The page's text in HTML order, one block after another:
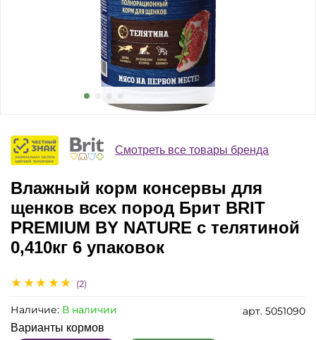
(2)
арт. 5051090
Наличие: В наличии
Смотреть все товары бренда
Влажный корм консервы для
щенков всех пород Брит BRIT
PREMIUM BY NATURE с телятиной
0,410кг 6 упаковок
Варианты кормов